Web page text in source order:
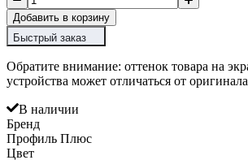
Добавить в корзину
Быстрый заказ
Обратите внимание: оттенок товара на
устройства может отличаться от
В наличии
Бренд
Профиль Плюс
Цвет